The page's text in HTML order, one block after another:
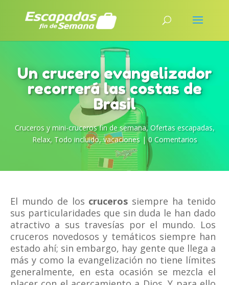
Un crucero evangelizador
recorrerá las costas de
Brasil
Cruceros y mini-cruceros fin de semana, Ofertas escapadas,
Relax, Todo incluido,vacaciones|0 Comentarios
El mundo de los cruceros siempre ha tenido
sus particularidades que sin duda le han dado
atractivo a sus travesías por el mundo. Los
cruceros novedosos y temáticos siempre han
estado ahí; sin embargo, hay gente que llega a
más y como la evangelización no tiene límites
generalmente, en esta ocasión se mezcla el